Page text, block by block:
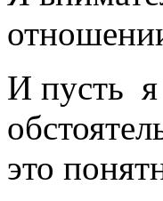
И пусть я
это